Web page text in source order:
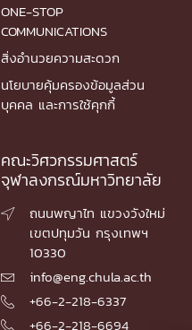
ONE-STOP
COMMUNICATIONS
สิ่งอำนวยความสะดวก
นโยบายคุ้มครองข้อมูลส่วน
บุคคล และการใช้คุกกี้
คณะวิศวกรรมศาสตร์
จุฬาลงกรณ์มหาวิทยาลัย

ถนนพญาไท แขวงวังใหม่
เขตปทุมวัน กรุงเทพฯ
10330
 info@eng.chula.ac.th
 +66-2-218-6337
 +66-2-218-6694